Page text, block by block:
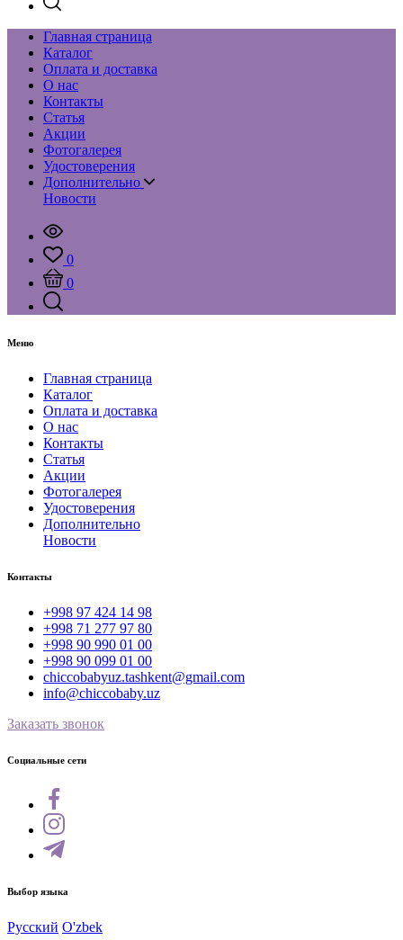
Главная страница
Каталог
Оплата и доставка
О нас
Контакты
Статья
Акции
Фотогалерея
Удостоверения
Дополнительно
Новости
0
0
Меню
Главная страница
Каталог
Оплата и доставка
О нас
Контакты
Статья
Акции
Фотогалерея
Удостоверения
Дополнительно
Новости
Контакты
+998 97 424 14 98
+998 71 277 97 80
+998 90 990 01 00
+998 90 099 01 00
chiccobabyuz.tashkent@gmail.com
info@chiccobaby.uz
Заказать звонок
Социальные сети
Выбор языка
Русский O'zbek